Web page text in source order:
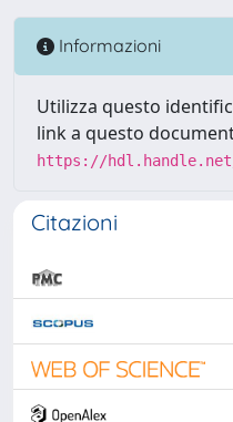
Informazioni
Utilizza questo
link a questo
https://hdl.handle.net/
Citazioni